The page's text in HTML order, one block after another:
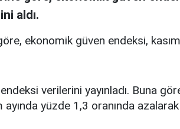
aldı.
ekonomik güven endeksi,
verilerini yayınladı. Buna
yüzde 1,3 oranında